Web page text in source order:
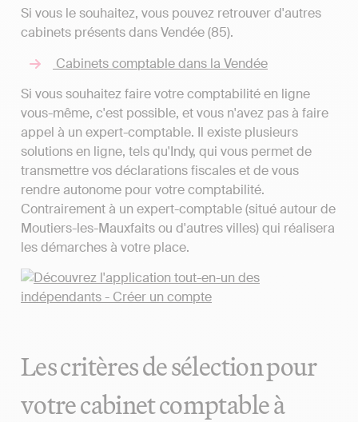
Si vous le souhaitez, vous pouvez retrouver d'autres
cabinets présents dans Vendée (85).
Cabinets comptable dans la Vendée
Si vous souhaitez faire votre comptabilité en ligne
vous-même, c'est possible, et vous n'avez pas à faire
appel à un expert-comptable. Il existe plusieurs
solutions en ligne, tels qu'Indy, qui vous permet de
transmettre vos déclarations fiscales et de vous
rendre autonome pour votre comptabilité.
Contrairement à un expert-comptable (situé autour de
Moutiers-les-Mauxfaits ou d'autres villes) qui réalisera
les démarches à votre place.
Les critères de sélection pour
votre cabinet comptable à